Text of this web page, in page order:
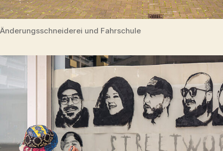
Änderungsschneiderei und Fahrschule